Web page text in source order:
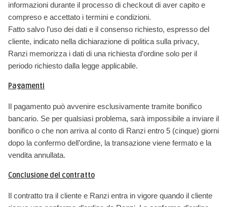
informazioni durante il processo di checkout di aver capito e
compreso e accettato i termini e condizioni.
Fatto salvo l’uso dei dati e il consenso richiesto, espresso del
cliente, indicato nella dichiarazione di politica sulla privacy,
Ranzi memorizza i dati di una richiesta d’ordine solo per il
periodo richiesto dalla legge applicabile.
Pagamenti
Il pagamento può avvenire esclusivamente tramite bonifico
bancario. Se per qualsiasi problema, sarà impossibile a inviare il
bonifico o che non arriva al conto di Ranzi entro 5 (cinque) giorni
dopo la confermo dell’ordine, la transazione viene fermato e la
vendita annullata.
Conclusione del contratto
Il contratto tra il cliente e Ranzi entra in vigore quando il cliente